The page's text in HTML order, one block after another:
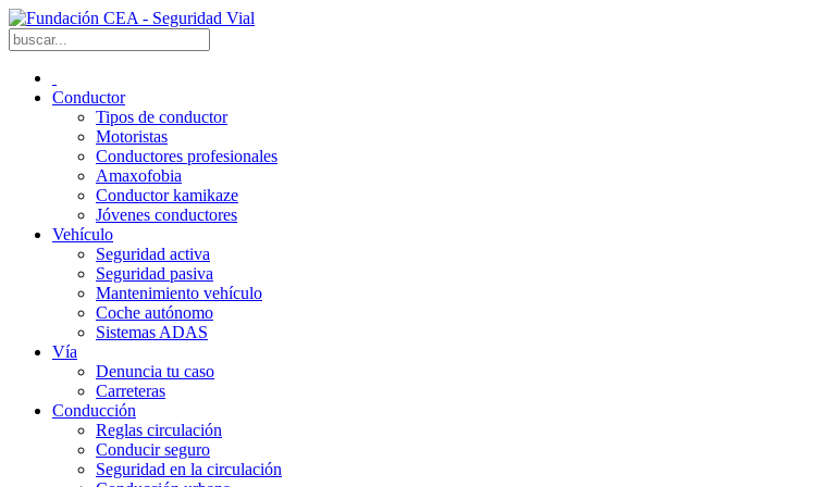
Conductor
Tipos de conductor
Motoristas
Conductores profesionales
Amaxofobia
Conductor kamikaze
Jóvenes conductores
Vehículo
Seguridad activa
Seguridad pasiva
Mantenimiento vehículo
Coche autónomo
Sistemas ADAS
Vía
Denuncia tu caso
Carreteras
Conducción
Reglas circulación
Conducir seguro
Seguridad en la circulación